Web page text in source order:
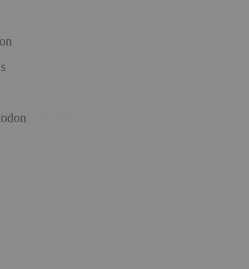
Hol dir die App!